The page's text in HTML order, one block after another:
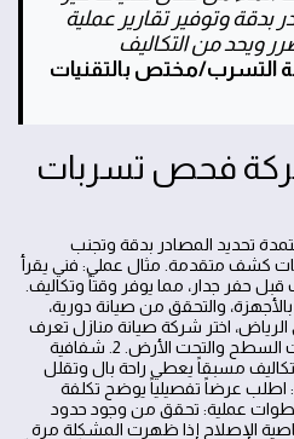
بدقة وتوفير تقارير عملية
ويحد من التكاليف
التسرب/مختص بالتقنيات
شركة فحص تسربات
تحديد المصادر بدقة وتجنب
كشف متقدمة. مثال عملي: فني يقرأ
حفر جدار، مما يوفر وقتاً وتكاليف.
والتحقق من صيانة دورية،
الرياض، اختر شركة صيانة منازل تعرف
طبيعة المباني وتفرّق بين تسريبات السطح والتحت الأرض. 2. شفافية
مسبقاً يعطي راحة بال وتقلل
اطلب عرضاً تفصيلياً يوضح تكلفة
خطوات عملية: تحقق من وجود حدود
الإصلاح إذا ظهرت المشكلة مرة